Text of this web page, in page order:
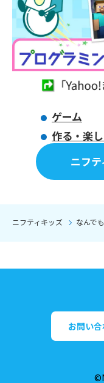
ゲーム
作る・楽
ニフ
ニフティキッズ なんで
お問い